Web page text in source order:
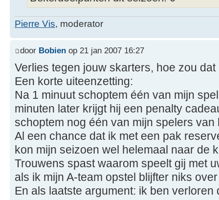
Pierre Vis, moderator
door Bobien op 21 jan 2007 16:27
Verlies tegen jouw skarters, hoe zou
Een korte uiteenzetting:
Na 1 minuut schoptem één van mijn
minuten later krijgt hij een penalty
schoptem nog één van mijn spelers van
Al een chance dat ik met een pak
kon mijn seizoen wel helemaal naar de
Trouwens spast waarom speelt gij met
als ik mijn A-team opstel blijfter niks
En als laatste argument: ik ben